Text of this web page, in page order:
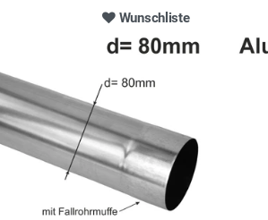
Wunschliste